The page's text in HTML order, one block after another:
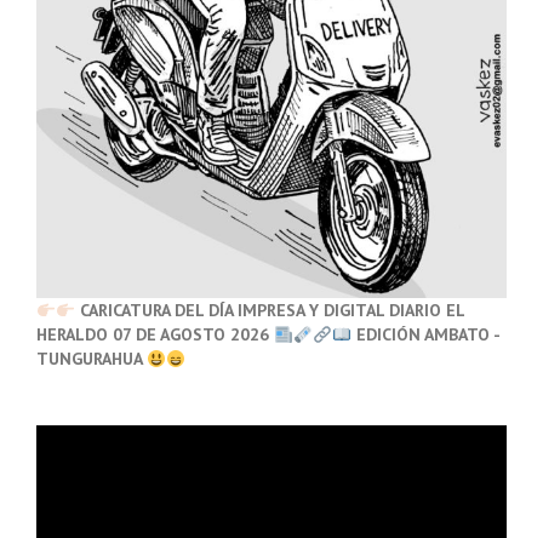
CARICATURA DEL DÍA IMPRESA Y DIGITAL DIARIO EL
HERALDO 07 DE AGOSTO 2026
EDICIÓN AMBATO -
TUNGURAHUA